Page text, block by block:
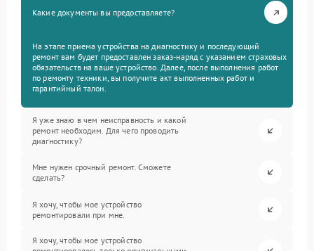
Какие документы вы предоставляете?
На этапе приема устройства на диагностику и последующий
ремонт вам будет предоставлен заказ-наряд с указанием страховых
обязательств на ваше устройство. Далее, после выполнения работ
по ремонту техники, вы получите акт выполненных работ и
гарантийный талон.
Я уже знаю в чем неисправность и какой
ремонт необходим. Для чего проводить
диагностику?
Мне нужен срочный ремонт. Сможете
сделать?
Я хочу, чтобы мое устройство
ремонтировали при мне.
Я хочу, чтобы мое устройство